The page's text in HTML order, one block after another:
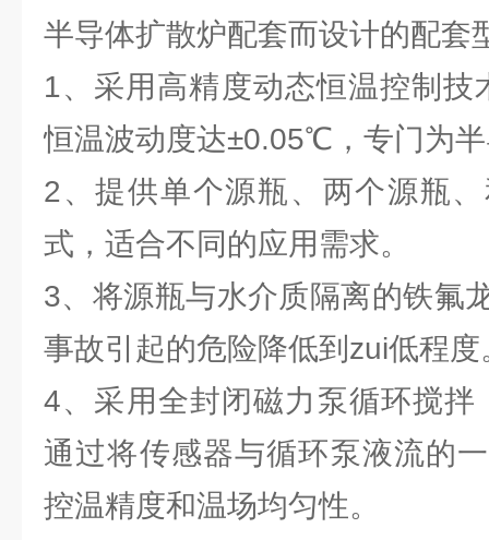
半导体扩散炉配套而设计的配套
1、采用高精度动态恒温控制技
恒温波动度达±0.05℃，专门为
2、提供单个源瓶、两个源瓶
式，适合不同的应用需求。
3、将源瓶与水介质隔离的铁氟
事故引起的危险降低到zui低程度
4、采用全封闭磁力泵循环搅拌
通过将传感器与循环泵液流的
控温精度和温场均匀性。